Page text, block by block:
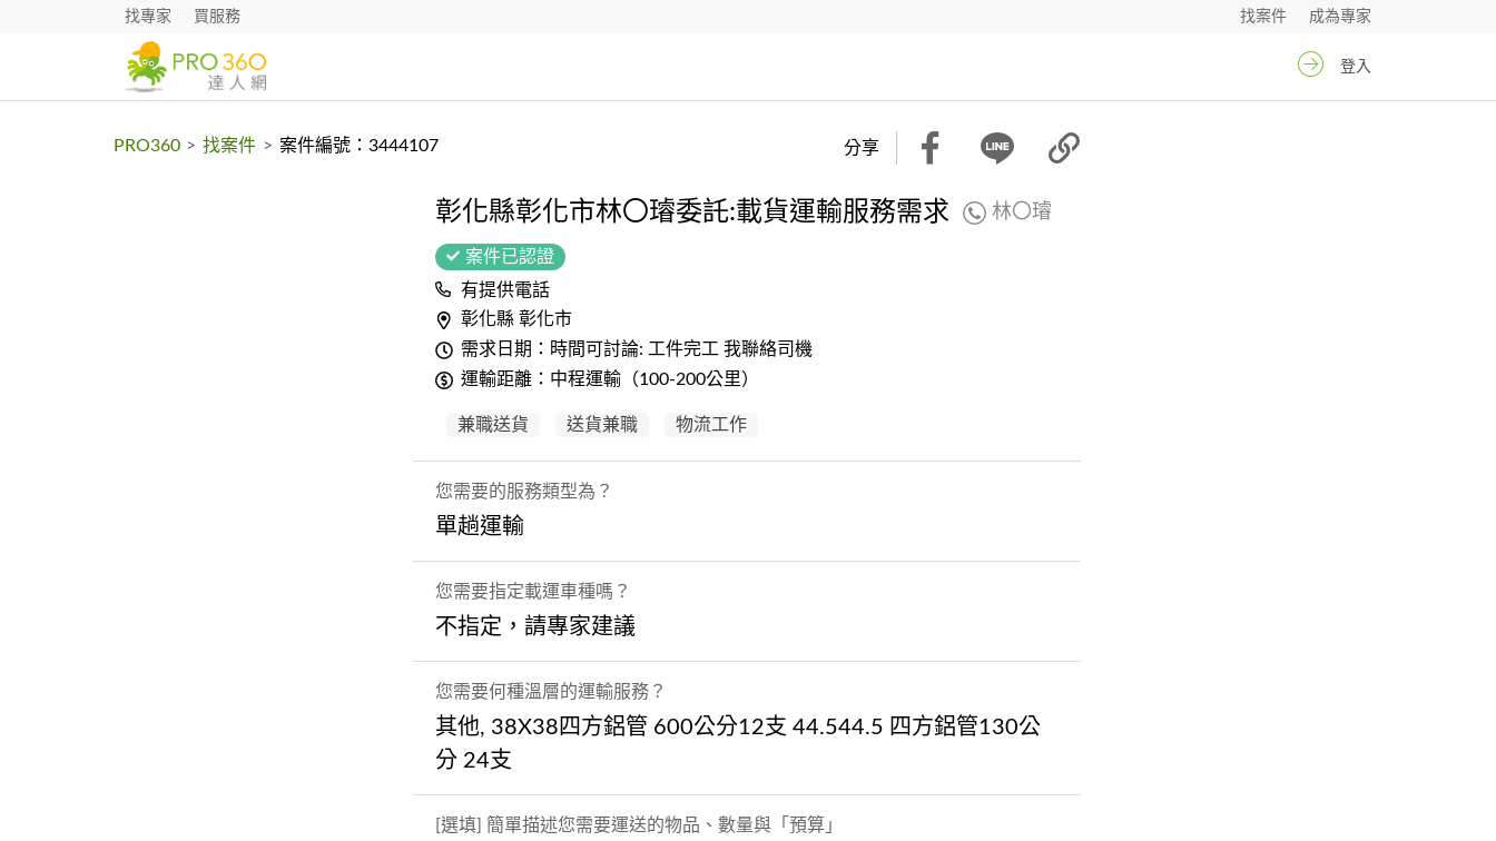
找專家 買服務 成為專家
找案件
登入
PRO360 > 找案件 > 案件編號：3444107 分享
彰化縣彰化市林〇璿委託:載貨運輸服務需求 林〇璿
案件已認證
有提供電話
彰化縣 彰化市
需求日期：時間可討論: 工件完工 我聯絡司機
運輸距離：中程運輸（100-200公里）
兼職送貨 送貨兼職 物流工作
您需要的服務類型為？
單趟運輸
您需要指定載運車種嗎？
不指定，請專家建議
您需要何種溫層的運輸服務？
其他, 38X38四方鋁管 600公分12支 44.544.5 四方鋁管130公
分 24支
[選填] 簡單描述您需要運送的物品、數量與「預算」